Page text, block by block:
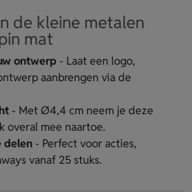
de kleine metalen
mat
ontwerp - Laat een logo,
aanbrengen via de
- Met Ø4,4 cm neem je deze
overal mee naartoe.
delen- Perfect voor acties,
vanaf 25 stuks.